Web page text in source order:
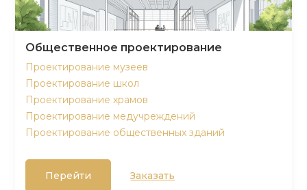
Общественное проектирование
Проектирование музеев
Проектирование школ
Проектирование храмов
Проектирование медучреждений
Проектирование общественных зданий
Перейти Заказать